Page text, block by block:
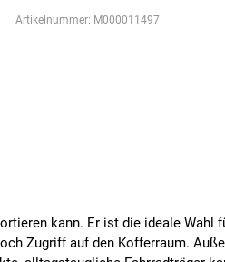
Artikelnummer: M000011497
kann. Er ist die ideale Wahl
Zugriff auf den Kofferraum.